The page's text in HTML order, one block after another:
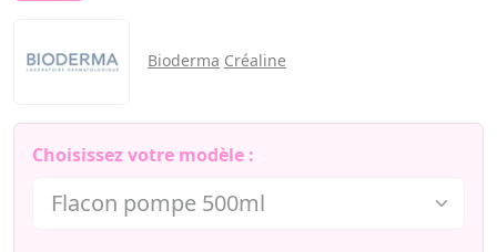
Bioderma Créaline
Choisissez votre modèle :